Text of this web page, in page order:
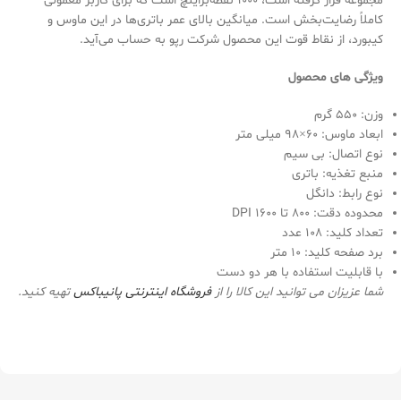
کاملاً رضایت‌بخش است. میانگین بالای عمر باتری‌ها در این ماوس و
کیبورد، از نقاط قوت این محصول شرکت رپو به حساب می‌آید.
ویژگی های محصول
وزن: 550 گرم
ابعاد ماوس: 60×98 میلی متر
نوع اتصال: بی سیم
منبع تغذیه: باتری
نوع رابط: دانگل
محدوده دقت: 800 تا 1600 DPI
تعداد کلید: 108 عدد
برد صفحه کلید: 10 متر
با قابلیت استفاده با هر دو دست
شما عزیزان می توانید این کالا را ازفروشگاه اینترنتی پانیباکستهیه کنید.